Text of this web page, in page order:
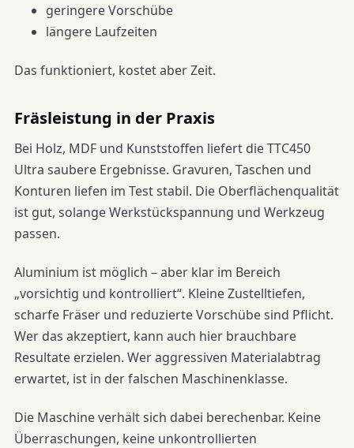
geringere Vorschübe
längere Laufzeiten
Das funktioniert, kostet aber Zeit.
Fräsleistung in der Praxis
Bei Holz, MDF und Kunststoffen liefert die TTC450
Ultra saubere Ergebnisse. Gravuren, Taschen und
Konturen liefen im Test stabil. Die Oberflächenqualität
ist gut, solange Werkstückspannung und Werkzeug
passen.
Aluminium ist möglich – aber klar im Bereich
„vorsichtig und kontrolliert“. Kleine Zustelltiefen,
scharfe Fräser und reduzierte Vorschübe sind Pflicht.
Wer das akzeptiert, kann auch hier brauchbare
Resultate erzielen. Wer aggressiven Materialabtrag
erwartet, ist in der falschen Maschinenklasse.
Die Maschine verhält sich dabei berechenbar. Keine
Überraschungen, keine unkontrollierten